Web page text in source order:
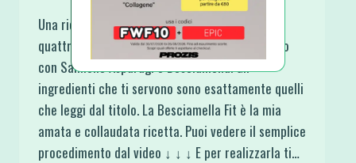
Una ricetta creata davvero in quattro e
quattr’otto questo Strudel Rustico di Pasta Fillo
con Salmone Asparagi e Besciamella. Gli
ingredienti che ti servono sono esattamente quelli
che leggi dal titolo. La Besciamella Fit è la mia
amata e collaudata ricetta. Puoi vedere il semplice
procedimento dal video ↓ ↓ ↓ E per realizzarla ti…